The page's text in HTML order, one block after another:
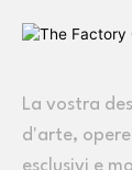
La vostra
d'arte,
esclusivi e